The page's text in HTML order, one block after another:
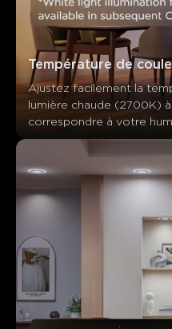
Température de
Ajustez facilement la
lumière chaude (2700K)
correspondre à votre